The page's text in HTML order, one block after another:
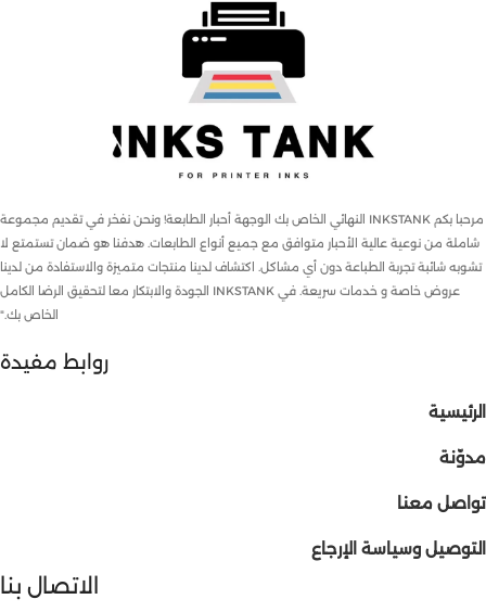
مرحبا بكم INKSTANK النهائي الخاص بك الوجهة أحبار الطابعة! ونحن نفخر في تقديم مجموعة
شاملة من نوعية عالية الأحبار متوافق مع جميع أنواع الطابعات. هدفنا هو ضمان تستمتع لا
تشوبه شائبة تجربة الطباعة دون أي مشاكل. اكتشاف لدينا منتجات متميزة والاستفادة من لدينا
عروض خاصة و خدمات سريعة. في INKSTANK الجودة والابتكار معا لتحقيق الرضا الكامل
الخاص بك."
روابط مفيدة
الرئيسية
مدوّنة
تواصل معنا
التوصيل وسياسة الإرجاع
الاتصال بنا